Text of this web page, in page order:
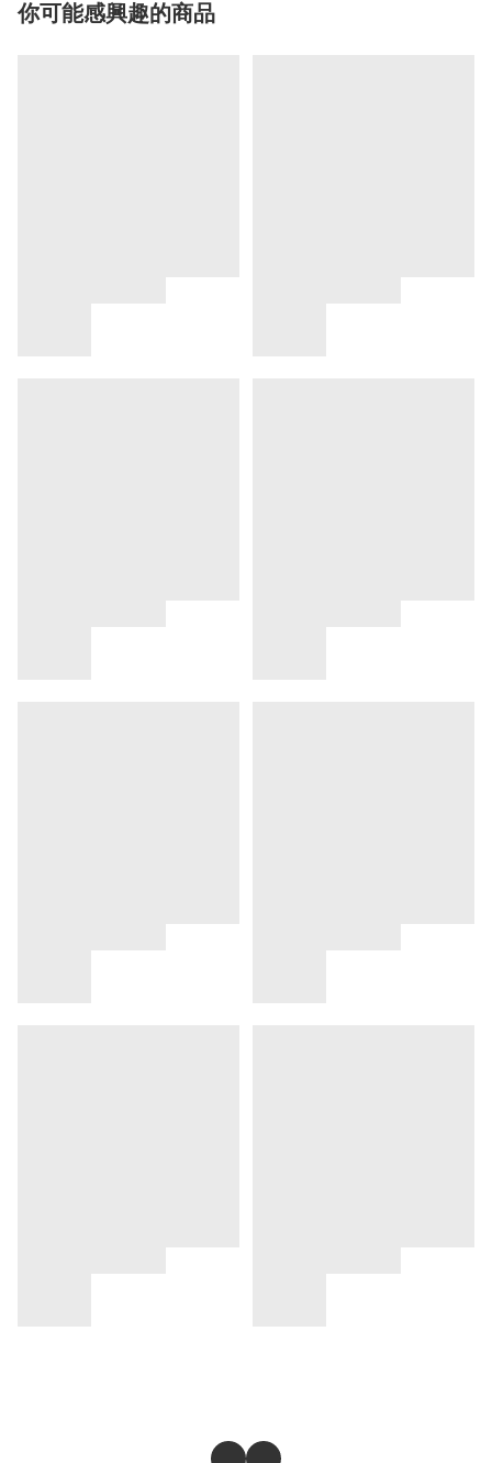
你可能感興趣的商品